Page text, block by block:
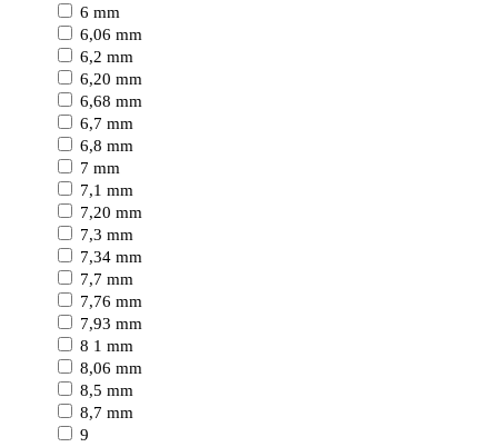
6 mm
6,06 mm
6,2 mm
6,20 mm
6,68 mm
6,7 mm
6,8 mm
7 mm
7,1 mm
7,20 mm
7,3 mm
7,34 mm
7,7 mm
7,76 mm
7,93 mm
8 1 mm
8,06 mm
8,5 mm
8,7 mm
9